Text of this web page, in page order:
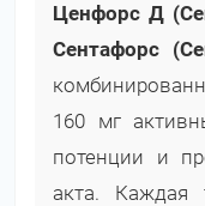
Ценфорс Д
Сентафорс
160 мг
потенции и
акта. Каждая